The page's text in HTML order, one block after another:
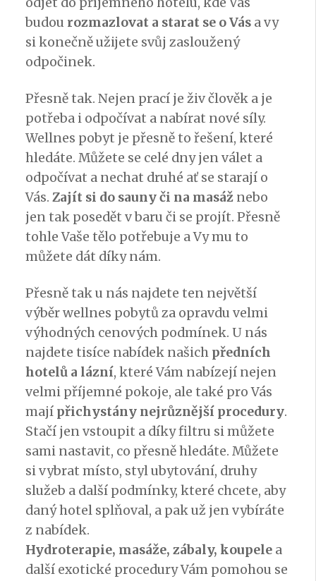
budou rozmazlovat a starat se o Vás a vy
si konečně užijete svůj zasloužený
odpočinek.
Přesně tak. Nejen prací je živ člověk a je
potřeba i odpočívat a nabírat nové síly.
Wellnes pobyt je přesně to řešení, které
hledáte. Můžete se celé dny jen válet a
odpočívat a nechat druhé ať se starají o
Vás. Zajít si do sauny či na masáž nebo
jen tak posedět v baru či se projít. Přesně
tohle Vaše tělo potřebuje a Vy mu to
můžete dát díky nám.
Přesně tak u nás najdete ten největší
výběr wellnes pobytů za opravdu velmi
výhodných cenových podmínek. U nás
najdete tisíce nabídek našich předních
hotelů a lázní, které Vám nabízejí nejen
velmi příjemné pokoje, ale také pro Vás
mají přichystány nejrůznější procedury.
Stačí jen vstoupit a díky filtru si můžete
sami nastavit, co přesně hledáte. Můžete
si vybrat místo, styl ubytování, druhy
služeb a další podmínky, které chcete, aby
daný hotel splňoval, a pak už jen vybíráte
z nabídek.
Hydroterapie, masáže, zábaly, koupele a
další exotické procedury Vám pomohou se